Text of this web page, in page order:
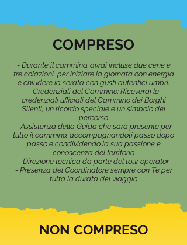
COMPRESO
- Durante il cammino, avrai incluse due cene e
tre colazioni, per iniziare la giornata con energia
e chiudere la serata con gusti autentici umbri.
- Credenziali del Cammino: Riceverai le
credenziali ufficiali del Cammino dei Borghi
Silenti, un ricordo speciale e un simbolo del
percorso.
- Assistenza della Guida che sarà presente per
tutto il cammino, accompagnandoti passo dopo
passo e condividendo la sua passione e
conoscenza del territorio.
- Direzione tecnica da parte del tour operator
- Presenza del Coordinatore sempre con Te per
tutta la durata del viaggio
NON COMPRESO